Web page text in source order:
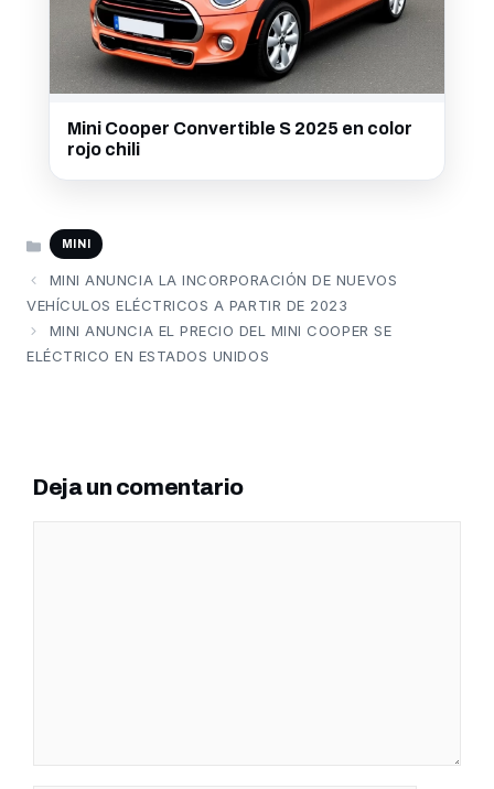
Mini Cooper Convertible S 2025 en color
rojo chili
CATEGORÍAS
MINI
MINI ANUNCIA LA INCORPORACIÓN DE NUEVOS
VEHÍCULOS ELÉCTRICOS A PARTIR DE 2023
MINI ANUNCIA EL PRECIO DEL MINI COOPER SE
ELÉCTRICO EN ESTADOS UNIDOS
Deja un comentario